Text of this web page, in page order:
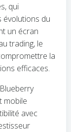
qui
évolutions du
un écran
trading, le
la
efficaces.
mobile
avec